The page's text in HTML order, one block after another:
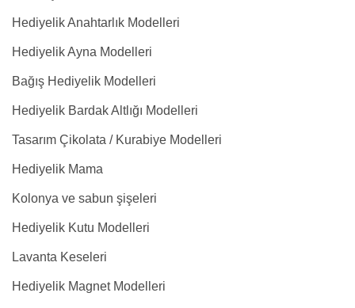
Hediyelik Anahtarlık Modelleri
Hediyelik Ayna Modelleri
Bağış Hediyelik Modelleri
Hediyelik Bardak Altlığı Modelleri
Tasarım Çikolata / Kurabiye Modelleri
Hediyelik Mama
Kolonya ve sabun şişeleri
Hediyelik Kutu Modelleri
Lavanta Keseleri
Hediyelik Magnet Modelleri